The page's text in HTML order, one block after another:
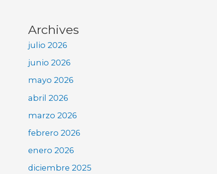
Archives
julio 2026
junio 2026
mayo 2026
abril 2026
marzo 2026
febrero 2026
enero 2026
diciembre 2025